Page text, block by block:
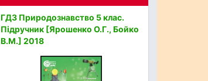
ГДЗ Природознавство 5 клас.
Підручник [Ярошенко О.Г., Бойко
В.М.] 2018